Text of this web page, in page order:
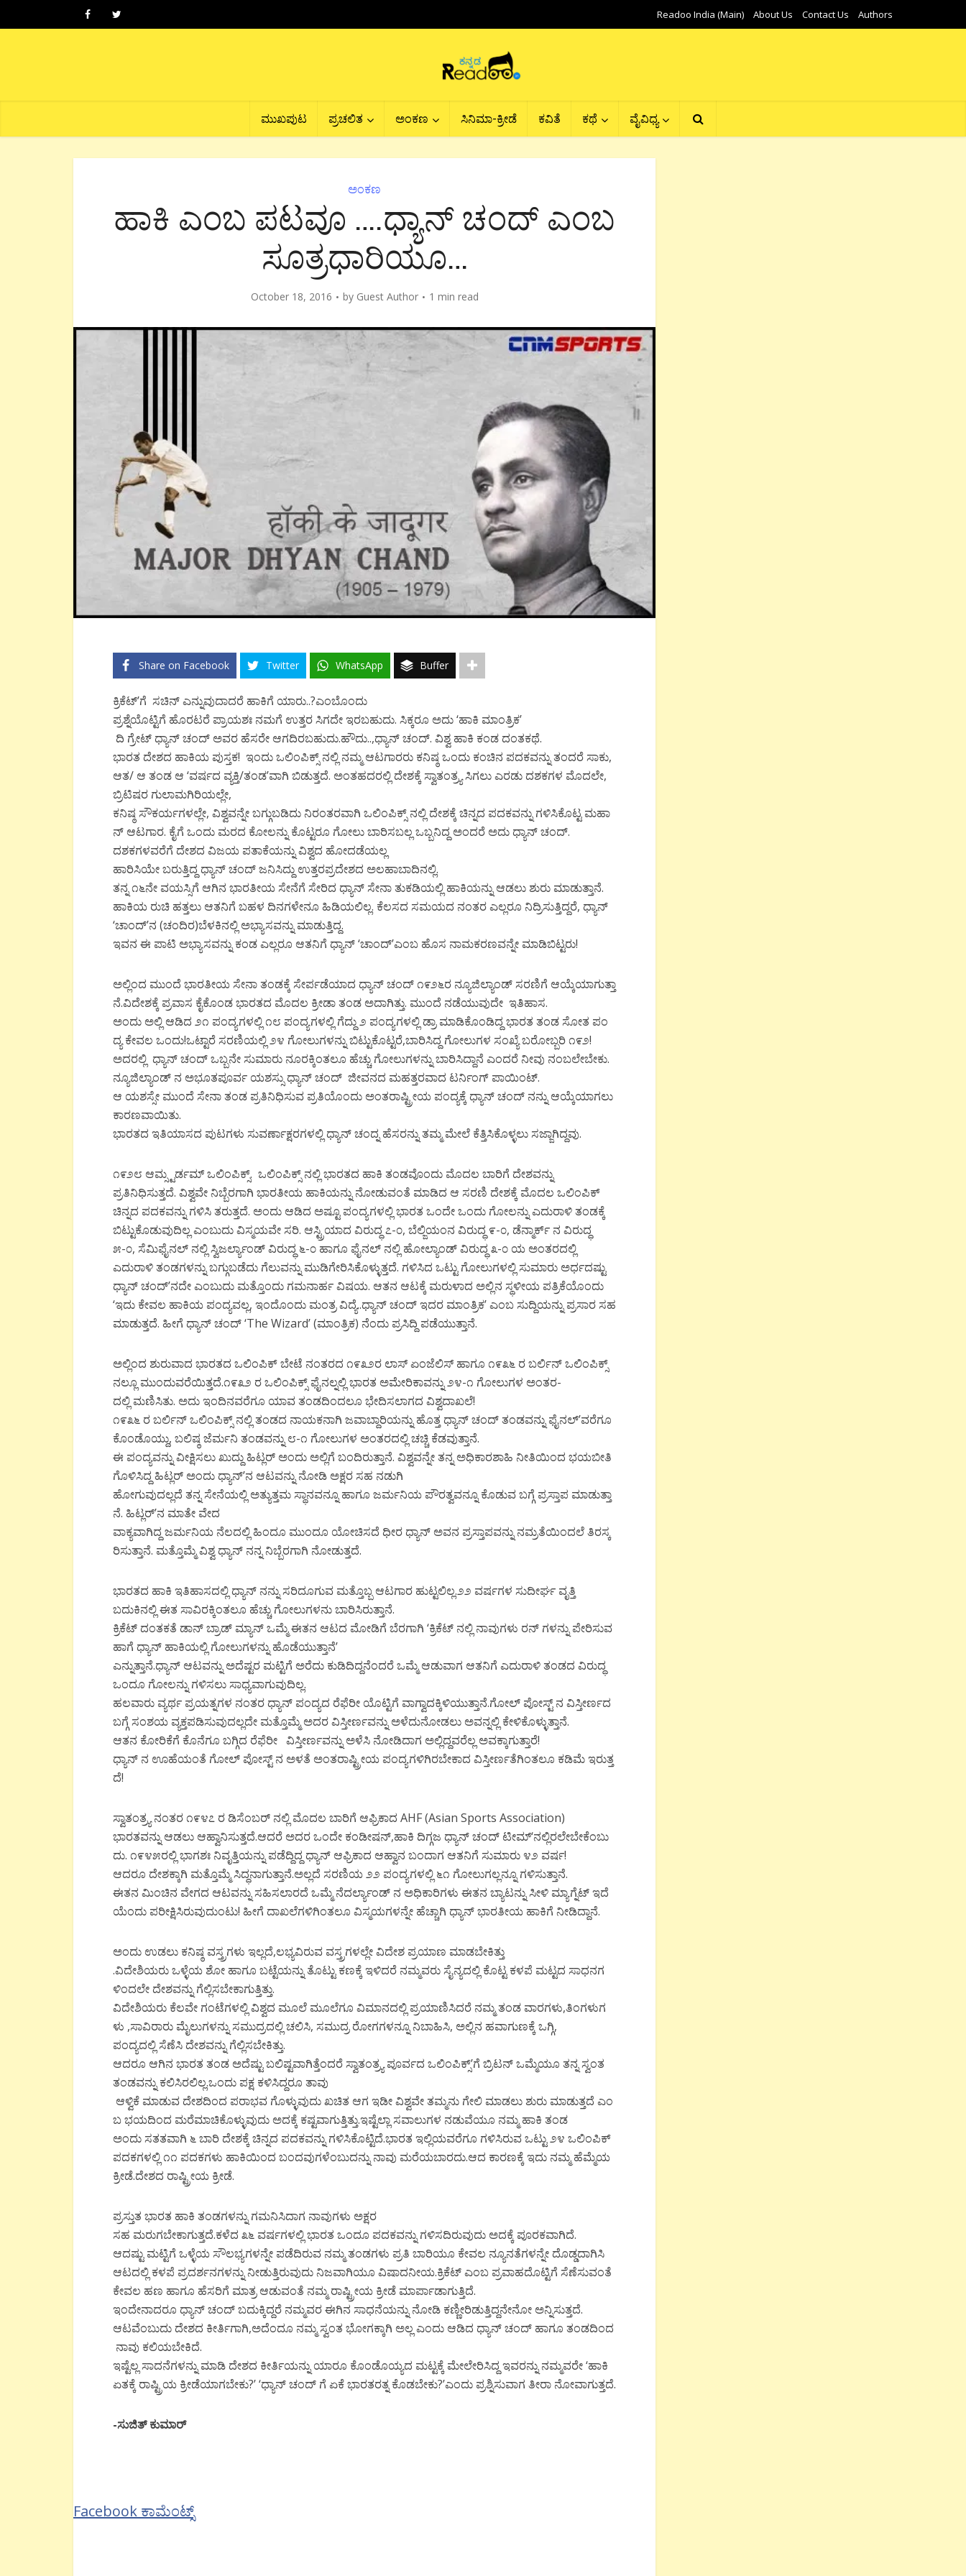
Readoo India (Main) About Us Contact Us Authors
ಮುಖಪುಟ ಪ್ರಚಲಿತ ಅಂಕಣ ಸಿನಿಮಾ-ಕ್ರೀಡೆ ಕವಿತೆ ಕಥೆ ವೈವಿಧ್ಯ
ಅಂಕಣ
ಹಾಕಿ ಎಂಬ ಪಟವೂ ….ಧ್ಯಾನ್ ಚಂದ್ ಎಂಬ
ಸೂತ್ರಧಾರಿಯೂ…
October 18, 2016 by Guest Author 1 min read
Share on Facebook Twitter WhatsApp Buffer
ಕ್ರಿಕೆಟ್’ಗೆ ಸಚಿನ್ ಎನ್ನುವುದಾದರೆ ಹಾಕಿಗೆ ಯಾರು..?ಎಂಬೊಂದು
ಪ್ರಶ್ನೆಯೊಟ್ಟಿಗೆ ಹೊರಟರೆ ಪ್ರಾಯಶಃ ನಮಗೆ ಉತ್ತರ ಸಿಗದೇ ಇರಬಹುದು. ಸಿಕ್ಕರೂ ಅದು ‘ಹಾಕಿ ಮಾಂತ್ರಿಕ’
ದಿ ಗ್ರೇಟ್ ಧ್ಯಾನ್ ಚಂದ್ ಅವರ ಹೆಸರೇ ಆಗದಿರಬಹುದು.ಹೌದು..,ಧ್ಯಾನ್ ಚಂದ್. ವಿಶ್ವ ಹಾಕಿ ಕಂಡ ದಂತಕಥೆ.
ಭಾರತ ದೇಶದ ಹಾಕಿಯ ಪುಸ್ತಕ! ಇಂದು ಒಲಿಂಪಿಕ್ಸ್ ನಲ್ಲಿ ನಮ್ಮ ಆಟಗಾರರು ಕನಿಷ್ಠ ಒಂದು ಕಂಚಿನ ಪದಕವನ್ನು ತಂದರೆ ಸಾಕು,
ಆತ/ ಆ ತಂಡ ಆ ‘ವರ್ಷದ ವ್ಯಕ್ತಿ/ತಂಡ’ವಾಗಿ ಬಿಡುತ್ತದೆ. ಅಂತಹದರಲ್ಲಿ ದೇಶಕ್ಕೆ ಸ್ವಾತಂತ್ರ್ಯ ಸಿಗಲು ಎರಡು ದಶಕಗಳ ಮೊದಲೇ,
ಬ್ರಿಟಿಷರ ಗುಲಾಮಗಿರಿಯಲ್ಲೇ,
ಕನಿಷ್ಠ ಸೌಕರ್ಯಗಳಲ್ಲೇ, ವಿಶ್ವವನ್ನೇ ಬಗ್ಗುಬಡಿದು ನಿರಂತರವಾಗಿ ಒಲಿಂಪಿಕ್ಸ್ ನಲ್ಲಿ ದೇಶಕ್ಕೆ ಚಿನ್ನದ ಪದಕವನ್ನು ಗಳಿಸಿಕೊಟ್ಟ ಮಹಾ
ನ್ ಆಟಗಾರ. ಕೈಗೆ ಒಂದು ಮರದ ಕೋಲನ್ನು ಕೊಟ್ಟರೂ ಗೋಲು ಬಾರಿಸಬಲ್ಲ ಒಬ್ಬನಿದ್ದ ಅಂದರೆ ಅದು ಧ್ಯಾನ್ ಚಂದ್.
ದಶಕಗಳವರೆಗೆ ದೇಶದ ವಿಜಯ ಪತಾಕೆಯನ್ನು ವಿಶ್ವದ ಹೋದಡೆಯಲ್ಲ
ಹಾರಿಸಿಯೇ ಬರುತ್ತಿದ್ದ ಧ್ಯಾನ್ ಚಂದ್ ಜನಿಸಿದ್ದು ಉತ್ತರಪ್ರದೇಶದ ಅಲಹಾಬಾದಿನಲ್ಲಿ.
ತನ್ನ ೧೬ನೇ ವಯಸ್ಸಿಗೆ ಆಗಿನ ಭಾರತೀಯ ಸೇನೆಗೆ ಸೇರಿದ ಧ್ಯಾನ್ ಸೇನಾ ತುಕಡಿಯಲ್ಲಿ ಹಾಕಿಯನ್ನು ಆಡಲು ಶುರು ಮಾಡುತ್ತಾನೆ.
ಹಾಕಿಯ ರುಚಿ ಹತ್ತಲು ಆತನಿಗೆ ಬಹಳ ದಿನಗಳೇನೂ ಹಿಡಿಯಲಿಲ್ಲ. ಕೆಲಸದ ಸಮಯದ ನಂತರ ಎಲ್ಲರೂ ನಿದ್ರಿಸುತ್ತಿದ್ದರೆ, ಧ್ಯಾನ್
‘ಚಾಂದ್’ನ (ಚಂದಿರ)ಬೆಳಕಿನಲ್ಲಿ ಅಭ್ಯಾಸವನ್ನು ಮಾಡುತ್ತಿದ್ದ.
ಇವನ ಈ ಪಾಟಿ ಅಭ್ಯಾಸವನ್ನು ಕಂಡ ಎಲ್ಲರೂ ಆತನಿಗೆ ಧ್ಯಾನ್ ‘ಚಾಂದ್’ಎಂಬ ಹೊಸ ನಾಮಕರಣವನ್ನೇ ಮಾಡಿಬಿಟ್ಟರು!
ಅಲ್ಲಿಂದ ಮುಂದೆ ಭಾರತೀಯ ಸೇನಾ ತಂಡಕ್ಕೆ ಸೇರ್ಪಡೆಯಾದ ಧ್ಯಾನ್ ಚಂದ್ ೧೯೨೬ರ ನ್ಯೂಜಿಲ್ಯಾಂಡ್ ಸರಣಿಗೆ ಆಯ್ಕೆಯಾಗುತ್ತಾ
ನೆ.ವಿದೇಶಕ್ಕೆ ಪ್ರವಾಸ ಕೈಕೊಂಡ ಭಾರತದ ಮೊದಲ ಕ್ರೀಡಾ ತಂಡ ಅದಾಗಿತ್ತು. ಮುಂದೆ ನಡೆಯುವುದೇ ಇತಿಹಾಸ.
ಅಂದು ಅಲ್ಲಿ ಆಡಿದ ೨೧ ಪಂದ್ಯಗಳಲ್ಲಿ ೧೮ ಪಂದ್ಯಗಳಲ್ಲಿ ಗೆದ್ದು ೨ ಪಂದ್ಯಗಳಲ್ಲಿ ಡ್ರಾ ಮಾಡಿಕೊಂಡಿದ್ದ ಭಾರತ ತಂಡ ಸೋತ ಪಂ
ದ್ಯ ಕೇವಲ ಒಂದು!ಒಟ್ಟಾರೆ ಸರಣಿಯಲ್ಲಿ ೨೪ ಗೋಲುಗಳನ್ನು ಬಿಟ್ಟುಕೊಟ್ಟರೆ,ಬಾರಿಸಿದ್ದ ಗೋಲುಗಳ ಸಂಖ್ಯೆ ಬರೋಬ್ಬರಿ ೧೯೨!
ಅದರಲ್ಲಿ ಧ್ಯಾನ್ ಚಂದ್ ಒಬ್ಬನೇ ಸುಮಾರು ನೂರಕ್ಕಿಂತಲೂ ಹೆಚ್ಚು ಗೋಲುಗಳನ್ನು ಬಾರಿಸಿದ್ದಾನೆ ಎಂದರೆ ನೀವು ನಂಬಲೇಬೇಕು.
ನ್ಯೂಜಿಲ್ಯಾಂಡ್ ನ ಅಭೂತಪೂರ್ವ ಯಶಸ್ಸು ಧ್ಯಾನ್ ಚಂದ್ ಜೀವನದ ಮಹತ್ತರವಾದ ಟರ್ನಿಂಗ್ ಪಾಯಿಂಟ್.
ಆ ಯಶಸ್ಸೇ ಮುಂದೆ ಸೇನಾ ತಂಡ ಪ್ರತಿನಿಧಿಸುವ ಪ್ರತಿಯೊಂದು ಅಂತರಾಷ್ಟ್ರೀಯ ಪಂದ್ಯಕ್ಕೆ ಧ್ಯಾನ್ ಚಂದ್ ನನ್ನು ಆಯ್ಕೆಯಾಗಲು
ಕಾರಣವಾಯಿತು.
ಭಾರತದ ಇತಿಯಾಸದ ಪುಟಗಳು ಸುವರ್ಣಾಕ್ಷರಗಳಲ್ಲಿ ಧ್ಯಾನ್ ಚಂದ್ನ ಹೆಸರನ್ನು ತಮ್ಮ ಮೇಲೆ ಕೆತ್ತಿಸಿಕೊಳ್ಳಲು ಸಜ್ಜಾಗಿದ್ದವು.
೧೯೨೮ ಆಮ್ಸ್ಟರ್ಡಮ್ ಒಲಿಂಪಿಕ್ಸ್. ಒಲಿಂಪಿಕ್ಸ್ ನಲ್ಲಿ ಭಾರತದ ಹಾಕಿ ತಂಡವೊಂದು ಮೊದಲ ಬಾರಿಗೆ ದೇಶವನ್ನು
ಪ್ರತಿನಿಧಿಸುತ್ತದೆ. ವಿಶ್ವವೇ ನಿಬ್ಬೆರಗಾಗಿ ಭಾರತೀಯ ಹಾಕಿಯನ್ನು ನೋಡುವಂತೆ ಮಾಡಿದ ಆ ಸರಣಿ ದೇಶಕ್ಕೆ ಮೊದಲ ಒಲಿಂಪಿಕ್
ಚಿನ್ನದ ಪದಕವನ್ನು ಗಳಿಸಿ ತರುತ್ತದೆ. ಅಂದು ಆಡಿದ ಅಷ್ಟೂ ಪಂದ್ಯಗಳಲ್ಲಿ ಭಾರತ ಒಂದೇ ಒಂದು ಗೋಲನ್ನು ಎದುರಾಳಿ ತಂಡಕ್ಕೆ
ಬಿಟ್ಟುಕೊಡುವುದಿಲ್ಲ ಎಂಬುದು ವಿಸ್ಮಯವೇ ಸರಿ. ಆಸ್ಟ್ರಿಯಾದ ವಿರುದ್ಧ ೭-೦, ಬೆಲ್ಜಿಯಂನ ವಿರುದ್ಧ ೯-೦, ಡೆನ್ಮಾರ್ಕ್ ನ ವಿರುದ್ಧ
೫-೦, ಸೆಮಿಫೈನಲ್ ನಲ್ಲಿ ಸ್ವಿಜರ್ಲ್ಯಾಂಡ್ ವಿರುದ್ಧ ೬-೦ ಹಾಗೂ ಫೈನಲ್ ನಲ್ಲಿ ಹೋಲ್ಯಾಂಡ್ ವಿರುದ್ಧ ೩-೦ ಯ ಅಂತರದಲ್ಲಿ
ಎದುರಾಳಿ ತಂಡಗಳನ್ನು ಬಗ್ಗುಬಡೆದು ಗೆಲುವನ್ನು ಮುಡಿಗೇರಿಸಿಕೊಳ್ಳುತ್ತದೆ. ಗಳಿಸಿದ ಒಟ್ಟು ಗೋಲುಗಳಲ್ಲಿ ಸುಮಾರು ಅರ್ಧದಷ್ಟು
ಧ್ಯಾನ್ ಚಂದ್’ನದೇ ಎಂಬುದು ಮತ್ತೊಂದು ಗಮನಾರ್ಹ ವಿಷಯ. ಆತನ ಆಟಕ್ಕೆ ಮರುಳಾದ ಅಲ್ಲಿನ ಸ್ಥಳೀಯ ಪತ್ರಿಕೆಯೊಂದು
‘ಇದು ಕೇವಲ ಹಾಕಿಯ ಪಂದ್ಯವಲ್ಲ, ಇಂದೊಂದು ಮಂತ್ರ ವಿದ್ಯೆ..ಧ್ಯಾನ್ ಚಂದ್ ಇದರ ಮಾಂತ್ರಿಕ’ ಎಂಬ ಸುದ್ದಿಯನ್ನು ಪ್ರಸಾರ ಸಹ
ಮಾಡುತ್ತದೆ. ಹೀಗೆ ಧ್ಯಾನ್ ಚಂದ್ ‘The Wizard’ (ಮಾಂತ್ರಿಕ) ನೆಂದು ಪ್ರಸಿದ್ದಿ ಪಡೆಯುತ್ತಾನೆ.
ಅಲ್ಲಿಂದ ಶುರುವಾದ ಭಾರತದ ಒಲಿಂಪಿಕ್ ಬೇಟೆ ನಂತರದ ೧೯೩೨ರ ಲಾಸ್ ಏಂಜೆಲಿಸ್ ಹಾಗೂ ೧೯೩೬ ರ ಬರ್ಲಿನ್ ಒಲಿಂಪಿಕ್ಸ್
ನಲ್ಲೂ ಮುಂದುವರೆಯಿತ್ತದೆ.೧೯೩೨ ರ ಒಲಿಂಪಿಕ್ಸ್ ಫೈನಲ್ನಲ್ಲಿ ಭಾರತ ಅಮೇರಿಕಾವನ್ನು ೨೪-೧ ಗೋಲುಗಳ ಅಂತರ-
ದಲ್ಲಿ ಮಣಿಸಿತು. ಅದು ಇಂದಿನವರೆಗೂ ಯಾವ ತಂಡದಿಂದಲೂ ಭೇದಿಸಲಾಗದ ವಿಶ್ವದಾಖಲೆ!
೧೯೩೬ ರ ಬರ್ಲಿನ್ ಒಲಿಂಪಿಕ್ಸ್ ನಲ್ಲಿ ತಂಡದ ನಾಯಕನಾಗಿ ಜವಾಬ್ದಾರಿಯನ್ನು ಹೊತ್ತ ಧ್ಯಾನ್ ಚಂದ್ ತಂಡವನ್ನು ಫೈನಲ್’ವರೆಗೂ
ಕೊಂಡೊಯ್ದು, ಬಲಿಷ್ಠ ಜೆರ್ಮನಿ ತಂಡವನ್ನು ೮-೧ ಗೋಲುಗಳ ಅಂತರದಲ್ಲಿ ಚಚ್ಚಿ ಕೆಡವುತ್ತಾನೆ.
ಈ ಪಂದ್ಯವನ್ನು ವೀಕ್ಷಿಸಲು ಖುದ್ದು ಹಿಟ್ಲರ್ ಅಂದು ಅಲ್ಲಿಗೆ ಬಂದಿರುತ್ತಾನೆ. ವಿಶ್ವವನ್ನೇ ತನ್ನ ಅಧಿಕಾರಶಾಹಿ ನೀತಿಯಿಂದ ಭಯಬೀತಿ
ಗೊಳಿಸಿದ್ದ ಹಿಟ್ಲರ್ ಅಂದು ಧ್ಯಾನ್’ನ ಆಟವನ್ನು ನೋಡಿ ಅಕ್ಷರ ಸಹ ನಡುಗಿ
ಹೋಗುವುದಲ್ಲದೆ ತನ್ನ ಸೇನೆಯಲ್ಲಿ ಅತ್ಯುತ್ತಮ ಸ್ಥಾನವನ್ನೂ ಹಾಗೂ ಜರ್ಮನಿಯ ಪೌರತ್ವವನ್ನೂ ಕೊಡುವ ಬಗ್ಗೆ ಪ್ರಸ್ತಾಪ ಮಾಡುತ್ತಾ
ನೆ. ಹಿಟ್ಲರ್’ನ ಮಾತೇ ವೇದ
ವಾಕ್ಯವಾಗಿದ್ದ ಜರ್ಮನಿಯ ನೆಲದಲ್ಲಿ ಹಿಂದೂ ಮುಂದೂ ಯೋಚಿಸದೆ ಧೀರ ಧ್ಯಾನ್ ಅವನ ಪ್ರಸ್ತಾಪವನ್ನು ನಮ್ರತೆಯಿಂದಲೆ ತಿರಸ್ಕ
ರಿಸುತ್ತಾನೆ. ಮತ್ತೊಮ್ಮೆ ವಿಶ್ವ ಧ್ಯಾನ್ ನನ್ನ ನಿಬ್ಬೆರಗಾಗಿ ನೋಡುತ್ತದೆ.
ಭಾರತದ ಹಾಕಿ ಇತಿಹಾಸದಲ್ಲಿ ಧ್ಯಾನ್ ನನ್ನು ಸರಿದೂಗುವ ಮತ್ತೊಬ್ಬ ಆಟಗಾರ ಹುಟ್ಟಲಿಲ್ಲ.೨೨ ವರ್ಷಗಳ ಸುದೀರ್ಘ ವೃತ್ತಿ
ಬದುಕಿನಲ್ಲಿ ಈತ ಸಾವಿರಕ್ಕಿಂತಲೂ ಹೆಚ್ಚು ಗೋಲುಗಳನು ಬಾರಿಸಿರುತ್ತಾನೆ.
ಕ್ರಿಕೆಟ್ ದಂತಕತೆ ಡಾನ್ ಬ್ರಾಡ್ ಮ್ಯಾನ್ ಒಮ್ಮೆ ಈತನ ಆಟದ ಮೋಡಿಗೆ ಬೆರಗಾಗಿ ‘ಕ್ರಿಕೆಟ್ ನಲ್ಲಿ ನಾವುಗಳು ರನ್ ಗಳನ್ನು ಪೇರಿಸುವ
ಹಾಗೆ ಧ್ಯಾನ್ ಹಾಕಿಯಲ್ಲಿ ಗೋಲುಗಳನ್ನು ಹೊಡೆಯುತ್ತಾನೆ’
ಎನ್ನುತ್ತಾನೆ.ಧ್ಯಾನ್ ಆಟವನ್ನು ಅದೆಷ್ಟರ ಮಟ್ಟಿಗೆ ಅರೆದು ಕುಡಿದಿದ್ದನೆಂದರೆ ಒಮ್ಮೆ ಆಡುವಾಗ ಆತನಿಗೆ ಎದುರಾಳಿ ತಂಡದ ವಿರುದ್ಧ
ಒಂದೂ ಗೋಲನ್ನು ಗಳಿಸಲು ಸಾಧ್ಯವಾಗುವುದಿಲ್ಲ.
ಹಲವಾರು ವ್ಯರ್ಥ ಪ್ರಯತ್ನಗಳ ನಂತರ ಧ್ಯಾನ್ ಪಂದ್ಯದ ರೆಫೆರೀ ಯೊಟ್ಟಿಗೆ ವಾಗ್ವಾದಕ್ಕಿಳಿಯುತ್ತಾನೆ.ಗೋಲ್ ಪೋಸ್ಟ್ ನ ವಿಸ್ತೀರ್ಣದ
ಬಗ್ಗೆ ಸಂಶಯ ವ್ಯಕ್ತಪಡಿಸುವುದಲ್ಲದೇ ಮತ್ತೊಮ್ಮೆ ಅದರ ವಿಸ್ತೀರ್ಣವನ್ನು ಅಳೆದುನೋಡಲು ಅವನ್ನಲ್ಲಿ ಕೇಳಿಕೊಳ್ಳುತ್ತಾನೆ.
ಆತನ ಕೋರಿಕೆಗೆ ಕೊನೆಗೂ ಬಗ್ಗಿದ ರೆಫೆರೀ ವಿಸ್ತೀರ್ಣವನ್ನು ಅಳೆಸಿ ನೋಡಿದಾಗ ಅಲ್ಲಿದ್ದವರೆಲ್ಲ ಅವಕ್ಕಾಗುತ್ತಾರೆ!
ಧ್ಯಾನ್ ನ ಊಹೆಯಂತೆ ಗೋಲ್ ಪೋಸ್ಟ್ ನ ಅಳತೆ ಅಂತರಾಷ್ಟ್ರೀಯ ಪಂದ್ಯಗಳಿಗಿರಬೇಕಾದ ವಿಸ್ತೀರ್ಣತೆಗಿಂತಲೂ ಕಡಿಮೆ ಇರುತ್ತ
ದೆ!
ಸ್ವಾತಂತ್ರ್ಯ ನಂತರ ೧೯೪೭ ರ ಡಿಸೆಂಬರ್ ನಲ್ಲಿ ಮೊದಲ ಬಾರಿಗೆ ಆಫ್ರಿಕಾದ AHF (Asian Sports Association)
ಭಾರತವನ್ನು ಆಡಲು ಆಹ್ವಾನಿಸುತ್ತದೆ.ಆದರೆ ಅದರ ಒಂದೇ ಕಂಡೀಷನ್,ಹಾಕಿ ದಿಗ್ಗಜ ಧ್ಯಾನ್ ಚಂದ್ ಟೀಮ್‘ನಲ್ಲಿರಲೇಬೇಕೆಂಬು
ದು. ೧೯೪೫ರಲ್ಲಿ ಭಾಗಶಃ ನಿವೃತ್ತಿಯನ್ನು ಪಡೆದ್ದಿದ್ದ ಧ್ಯಾನ್ ಆಫ್ರಿಕಾದ ಆಹ್ವಾನ ಬಂದಾಗ ಆತನಿಗೆ ಸುಮಾರು ೪೨ ವರ್ಷ!
ಆದರೂ ದೇಶಕ್ಕಾಗಿ ಮತ್ತೊಮ್ಮೆ ಸಿದ್ಧನಾಗುತ್ತಾನೆ.ಅಲ್ಲದೆ ಸರಣಿಯ ೨೨ ಪಂದ್ಯಗಳಲ್ಲಿ ೬೧ ಗೋಲುಗಲ್ಲನ್ನೂ ಗಳಿಸುತ್ತಾನೆ.
ಈತನ ಮಿಂಚಿನ ವೇಗದ ಆಟವನ್ನು ಸಹಿಸಲಾರದೆ ಒಮ್ಮೆ ನೆದರ್ಲ್ಯಾಂಡ್ ನ ಅಧಿಕಾರಿಗಳು ಈತನ ಬ್ಯಾಟನ್ನು ಸೀಳಿ ಮ್ಯಾಗ್ನೆಟ್ ಇದೆ
ಯೆಂದು ಪರೀಕ್ಷಿಸಿರುವುದುಂಟು! ಹೀಗೆ ದಾಖಲೆಗಳಿಗಿಂತಲೂ ವಿಸ್ಮಯಗಳನ್ನೇ ಹೆಚ್ಚಾಗಿ ಧ್ಯಾನ್ ಭಾರತೀಯ ಹಾಕಿಗೆ ನೀಡಿದ್ದಾನೆ.
ಅಂದು ಉಡಲು ಕನಿಷ್ಠ ವಸ್ತ್ರಗಳು ಇಲ್ಲದೆ,ಲಭ್ಯವಿರುವ ವಸ್ತ್ರಗಳಲ್ಲೇ ವಿದೇಶ ಪ್ರಯಾಣ ಮಾಡಬೇಕಿತ್ತು
.ವಿದೇಶಿಯರು ಒಳ್ಳೆಯ ಶೋ ಹಾಗೂ ಬಟ್ಟೆಯನ್ನು ತೊಟ್ಟು ಕಣಕ್ಕೆ ಇಳಿದರೆ ನಮ್ಮವರು ಸೈನ್ಯದಲ್ಲಿ ಕೊಟ್ಟ ಕಳಪೆ ಮಟ್ಟದ ಸಾಧನಗ
ಳಿಂದಲೇ ದೇಶವನ್ನು ಗೆಲ್ಲಿಸಬೇಕಾಗುತ್ತಿತ್ತು.
ವಿದೇಶಿಯರು ಕೆಲವೇ ಗಂಟೆಗಳಲ್ಲಿ ವಿಶ್ವದ ಮೂಲೆ ಮೂಲೆಗೂ ವಿಮಾನದಲ್ಲಿ ಪ್ರಯಾಣಿಸಿದರೆ ನಮ್ಮ ತಂಡ ವಾರಗಳು,ತಿಂಗಳುಗ
ಳು ,ಸಾವಿರಾರು ಮೈಲುಗಳನ್ನು ಸಮುದ್ರದಲ್ಲಿ ಚಲಿಸಿ, ಸಮುದ್ರ ರೋಗಗಳನ್ನೂ ನಿಬಾಹಿಸಿ, ಅಲ್ಲಿನ ಹವಾಗುಣಕ್ಕೆ ಒಗ್ಗಿ,
ಪಂದ್ಯದಲ್ಲಿ ಸೆಣೆಸಿ ದೇಶವನ್ನು ಗೆಲ್ಲಿಸಬೇಕಿತ್ತು.
ಆದರೂ ಆಗಿನ ಭಾರತ ತಂಡ ಅದೆಷ್ಟು ಬಲಿಷ್ಟವಾಗಿತ್ತೆಂದರೆ ಸ್ವಾತಂತ್ರ್ಯ ಪೂರ್ವದ ಒಲಿಂಪಿಕ್ಸ್’ಗೆ ಬ್ರಿಟನ್ ಒಮ್ಮೆಯೂ ತನ್ನ ಸ್ವಂತ
ತಂಡವನ್ನು ಕಲಿಸಿರಲಿಲ್ಲ.ಒಂದು ಪಕ್ಷ ಕಳಿಸಿದ್ದರೂ ತಾವು
ಆಳ್ವಿಕೆ ಮಾಡುವ ದೇಶದಿಂದ ಪರಾಭವ ಗೊಳ್ಳುವುದು ಖಚಿತ ಆಗ ಇಡೀ ವಿಶ್ವವೇ ತಮ್ಮನು ಗೇಲಿ ಮಾಡಲು ಶುರು ಮಾಡುತ್ತದೆ ಎಂ
ಬ ಭಯದಿಂದ ಮರೆಮಾಚಿಕೊಳ್ಳುವುದು ಅದಕ್ಕೆ ಕಷ್ಟವಾಗುತ್ತಿತ್ತು.ಇಷ್ಟೆಲ್ಲಾ ಸವಾಲುಗಳ ನಡುವೆಯೂ ನಮ್ಮ ಹಾಕಿ ತಂಡ
ಅಂದು ಸತತವಾಗಿ ೬ ಬಾರಿ ದೇಶಕ್ಕೆ ಚಿನ್ನದ ಪದಕವನ್ನು ಗಳಿಸಿಕೊಟ್ಟಿದೆ.ಭಾರತ ಇಲ್ಲಿಯವರೆಗೂ ಗಳಿಸಿರುವ ಒಟ್ಟು ೨೪ ಒಲಿಂಪಿಕ್
ಪದಕಗಳಲ್ಲಿ ೧೧ ಪದಕಗಳು ಹಾಕಿಯಿಂದ ಬಂದವುಗಳೆಂಬುದನ್ನು ನಾವು ಮರೆಯಬಾರದು.ಆದ ಕಾರಣಕ್ಕೆ ಇದು ನಮ್ಮ ಹೆಮ್ಮೆಯ
ಕ್ರೀಡೆ.ದೇಶದ ರಾಷ್ಟ್ರೀಯ ಕ್ರೀಡೆ.
ಪ್ರಸ್ತುತ ಭಾರತ ಹಾಕಿ ತಂಡಗಳನ್ನು ಗಮನಿಸಿದಾಗ ನಾವುಗಳು ಅಕ್ಷರ
ಸಹ ಮರುಗಬೇಕಾಗುತ್ತದೆ.ಕಳೆದ ೩೬ ವರ್ಷಗಳಲ್ಲಿ ಭಾರತ ಒಂದೂ ಪದಕವನ್ನು ಗಳಿಸದಿರುವುದು ಅದಕ್ಕೆ ಪೂರಕವಾಗಿದೆ.
ಆದಷ್ಟು ಮಟ್ಟಿಗೆ ಒಳ್ಳೆಯ ಸೌಲಭ್ಯಗಳನ್ನೇ ಪಡೆದಿರುವ ನಮ್ಮ ತಂಡಗಳು ಪ್ರತಿ ಬಾರಿಯೂ ಕೇವಲ ನ್ಯೂನತೆಗಳನ್ನೇ ದೊಡ್ಡದಾಗಿಸಿ
ಆಟದಲ್ಲಿ ಕಳಪೆ ಪ್ರದರ್ಶನಗಳನ್ನು ನೀಡುತ್ತಿರುವುದು ನಿಜವಾಗಿಯೂ ವಿಷಾದನೀಯ.ಕ್ರಿಕೆಟ್ ಎಂಬ ಪ್ರವಾಹದೊಟ್ಟಿಗೆ ಸೆಣೆಸುವಂತೆ
ಕೇವಲ ಹಣ ಹಾಗೂ ಹೆಸರಿಗೆ ಮಾತ್ರ ಆಡುವಂತೆ ನಮ್ಮ ರಾಷ್ಟ್ರೀಯ ಕ್ರೀಡೆ ಮಾರ್ಪಾಡಾಗುತ್ತಿದೆ.
ಇಂದೇನಾದರೂ ಧ್ಯಾನ್ ಚಂದ್ ಬದುಕ್ಕಿದ್ದರೆ ನಮ್ಮವರ ಈಗಿನ ಸಾಧನೆಯನ್ನು ನೋಡಿ ಕಣ್ಣೀರಿಡುತ್ತಿದ್ದನೇನೋ ಅನ್ನಿಸುತ್ತದೆ.
ಆಟವೆಂಬುದು ದೇಶದ ಕೀರ್ತಿಗಾಗಿ,ಅದೆಂದೂ ನಮ್ಮ ಸ್ವಂತ ಭೋಗಕ್ಕಾಗಿ ಅಲ್ಲ ಎಂದು ಆಡಿದ ಧ್ಯಾನ್ ಚಂದ್ ಹಾಗೂ ತಂಡದಿಂದ
ನಾವು ಕಲಿಯಬೇಕಿದೆ.
ಇಷ್ಟೆಲ್ಲ ಸಾದನೆಗಳನ್ನು ಮಾಡಿ ದೇಶದ ಕೀರ್ತಿಯನ್ನು ಯಾರೂ ಕೊಂಡೊಯ್ಯದ ಮಟ್ಟಕ್ಕೆ ಮೇಲೇರಿಸಿದ್ದ ಇವರನ್ನು ನಮ್ಮವರೇ ‘ಹಾಕಿ
ಏತಕ್ಕೆ ರಾಷ್ಟ್ರಿಯ ಕ್ರೀಡೆಯಾಗಬೇಕು?’ ‘ಧ್ಯಾನ್ ಚಂದ್ ಗೆ ಏಕೆ ಭಾರತರತ್ನ ಕೊಡಬೇಕು?’ಎಂದು ಪ್ರಶ್ನಿಸುವಾಗ ತೀರಾ ನೋವಾಗುತ್ತದೆ.
-ಸುಜಿತ್ ಕುಮಾರ್
Facebook ಕಾಮೆಂಟ್ಸ್